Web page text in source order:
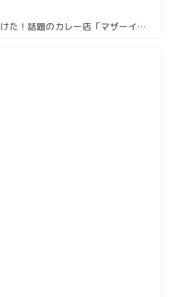
半蔵門エリアで見つけた！話題のカレー店「マザーインディア」徹底レビュー